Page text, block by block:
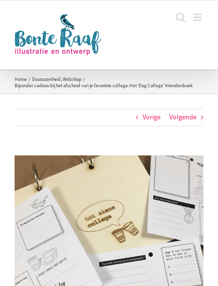
Home Duurzaamheid Webshop
Bijzonder cadeau bij het afscheid van je favoriete collega: Het ‘Dag Collega’ Vriendenboek
Vorige Volgende
grotere
afbeelding